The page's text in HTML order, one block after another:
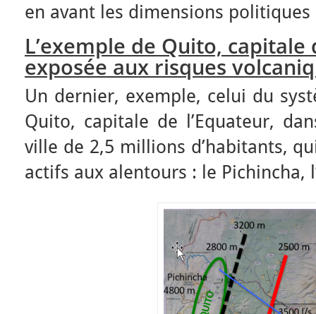
en avant les dimensions
L’exemple de Quito, capitale
exposée aux risques
Un dernier, exemple, celui du
Quito, capitale de l’Equateur,
ville de 2,5 millions d’habitants,
actifs aux alentours : le Pichincha,